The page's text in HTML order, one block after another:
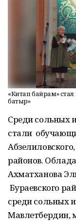
«Китап байрам»
батыр»
Среди сольных
стали
районов.
Ахматханова
Бураевского
среди сольных
Мавлетбердин,